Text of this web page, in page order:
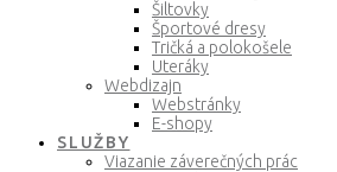
Šiltovky
Športové dresy
Tričká a polokošele
Uteráky
Webdizajn
Webstránky
E-shopy
SLUŽBY
Viazanie záverečných prác